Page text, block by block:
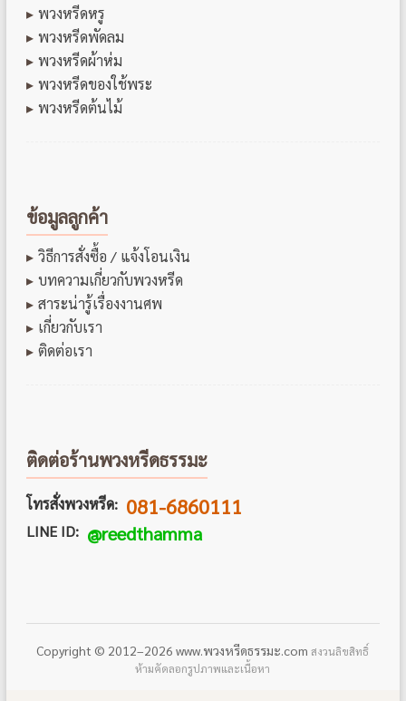
พวงหรีดหรู
พวงหรีดพัดลม
พวงหรีดผ้าห่ม
พวงหรีดของใช้พระ
พวงหรีดต้นไม้
ข้อมูลลูกค้า
วิธีการสั่งซื้อ / แจ้งโอนเงิน
บทความเกี่ยวกับพวงหรีด
สาระน่ารู้เรื่องงานศพ
เกี่ยวกับเรา
ติดต่อเรา
ติดต่อร้านพวงหรีดธรรมะ
โทรสั่งพวงหรีด: 081-6860111
LINE ID: @reedthamma
Copyright © 2012–2026 www.พวงหรีดธรรมะ.comสงวนลิขสิทธิ์
ห้ามคัดลอกรูปภาพและเนื้อหา